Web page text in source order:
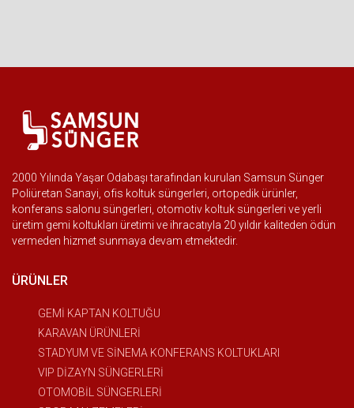
2000 Yılında Yaşar Odabaşı tarafından kurulan Samsun Sünger
Poliüretan Sanayi, ofis koltuk süngerleri, ortopedik ürünler,
konferans salonu süngerleri, otomotiv koltuk süngerleri ve yerli
üretim gemi koltukları üretimi ve ihracatıyla 20 yıldır kaliteden ödün
vermeden hizmet sunmaya devam etmektedir.
ÜRÜNLER
GEMİ KAPTAN KOLTUĞU
KARAVAN ÜRÜNLERİ
STADYUM VE SİNEMA KONFERANS KOLTUKLARI
VIP DİZAYN SÜNGERLERİ
OTOMOBİL SÜNGERLERİ